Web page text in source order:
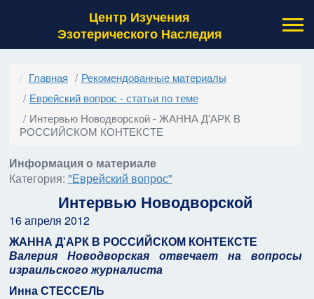
Центр Изучения
Эзотерического Наследия
Главная
Рекомендованные материалы
Еврейский вопрос - статьи по теме
Интервью Новодворской - ЖАННА Д'АРК В
РОССИЙСКОМ КОНТЕКСТЕ
Информация о материале
Категория: "Еврейский вопрос"
Интервью Новодворской
16 апреля 2012
ЖАННА Д'АРК В РОССИЙСКОМ КОНТЕКСТЕ
Валерия Новодворская отвечает на вопросы
израильского журналиста
Инна СТЕССЕЛЬ